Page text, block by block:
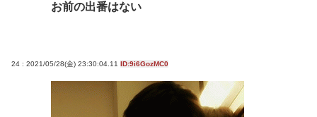
お前の出番はない
24 : 2021/05/28(金) 23:30:04.11 ID:9i6GozMC0